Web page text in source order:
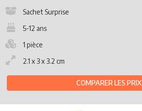
Sachet Surprise
5-12 ans
1 pièce
2.1 x 3 x 3.2 cm
COMPARER LES PRIX